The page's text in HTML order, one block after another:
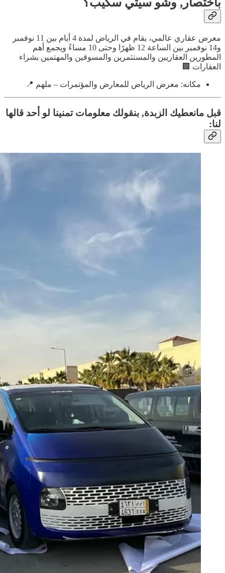
باختصار, وشو سيتي سكيب؟
معرض عقاري عالمي، يقام في الرياض لمدة 4 أيام بين 11 نوفمبر
و14 نوفمبر بين الساعة 12 ظهرًا وحتى 10 مساءً ويجمع أهم
المطورين العقاريين والمستثمرين والمسوقين والمهتمين بشراء
العقارات 🏢
مكانه: معرض الرياض للمعارض والمؤتمرات – ملهم 📍
قبل مانعطيك الزبدة, بنقولك معلومات تمنينا لو أحد قالها
لنا: